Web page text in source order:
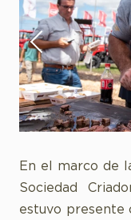
En el marco de
Sociedad
estuvo presente